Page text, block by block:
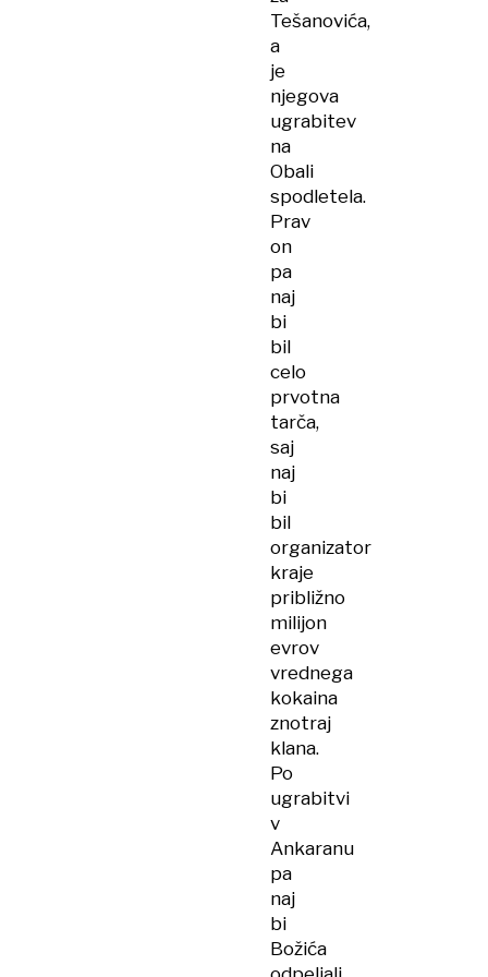
Tešanovića,
a
je
njegova
ugrabitev
na
Obali
spodletela.
Prav
on
pa
naj
bi
bil
celo
prvotna
tarča,
saj
naj
bi
bil
organizator
kraje
približno
milijon
evrov
vrednega
kokaina
znotraj
klana.
Po
ugrabitvi
v
Ankaranu
pa
naj
bi
Božića